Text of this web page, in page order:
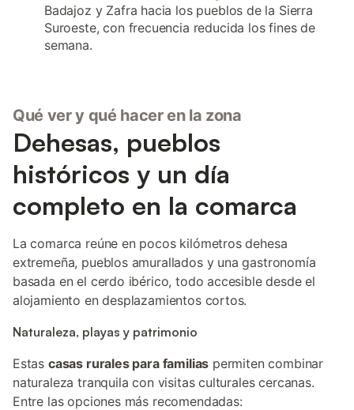
Badajoz y Zafra hacia los pueblos de la Sierra
Suroeste, con frecuencia reducida los fines de
semana.
Qué ver y qué hacer en la zona
Dehesas, pueblos
históricos y un día
completo en la comarca
La comarca reúne en pocos kilómetros dehesa
extremeña, pueblos amurallados y una gastronomía
basada en el cerdo ibérico, todo accesible desde el
alojamiento en desplazamientos cortos.
Naturaleza, playas y patrimonio
Estas casas rurales para familias permiten combinar
naturaleza tranquila con visitas culturales cercanas.
Entre las opciones más recomendadas: